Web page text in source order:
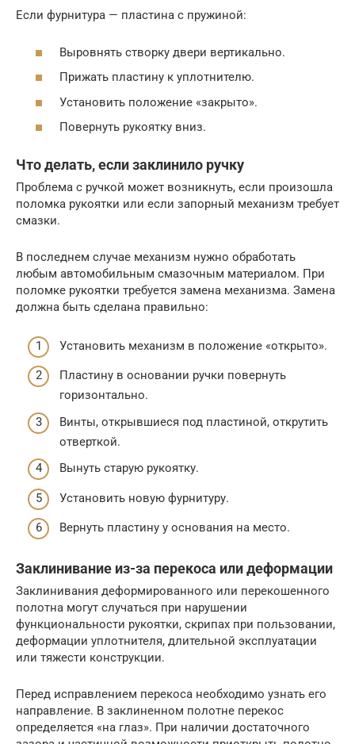
Если фурнитура — пластина с пружиной:
Выровнять створку двери вертикально.
Прижать пластину к уплотнителю.
Установить положение «закрыто».
Повернуть рукоятку вниз.
Что делать, если заклинило ручку
Проблема с ручкой может возникнуть, если произошла
поломка рукоятки или если запорный механизм требует
смазки.
В последнем случае механизм нужно обработать
любым автомобильным смазочным материалом. При
поломке рукоятки требуется замена механизма. Замена
должна быть сделана правильно:
Установить механизм в положение «открыто».
Пластину в основании ручки повернуть
горизонтально.
Винты, открывшиеся под пластиной, открутить
отверткой.
Вынуть старую рукоятку.
Установить новую фурнитуру.
Вернуть пластину у основания на место.
Заклинивание из-за перекоса или деформации
Заклинивания деформированного или перекошенного
полотна могут случаться при нарушении
функциональности рукоятки, скрипах при пользовании,
деформации уплотнителя, длительной эксплуатации
или тяжести конструкции.
Перед исправлением перекоса необходимо узнать его
направление. В заклиненном полотне перекос
определяется «на глаз». При наличии достаточного